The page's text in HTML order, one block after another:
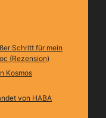
Schritt für mein
(Rezension)
Kosmos
von HABA